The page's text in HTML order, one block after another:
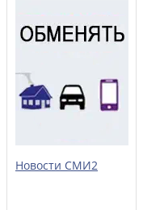
Новости СМИ2